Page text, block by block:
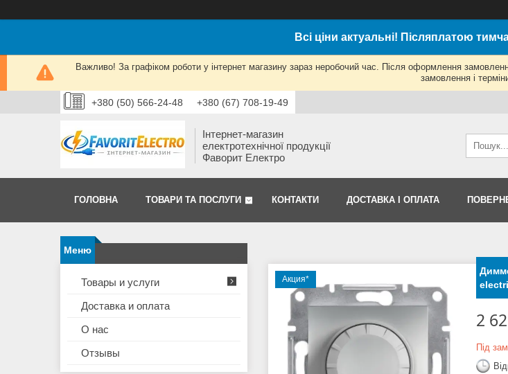
Всі ціни актуальні! Післяплатою
Важливо! За графіком роботи у інтернет магазину зараз неробочий час. Після оформлення
замовлення і
+380 (50) 566-24-48 +380 (67) 708-19-49
Інтернет-магазин
електротехнічної продукції
Фаворит Електро
ГОЛОВНА ТОВАРИ ТА ПОСЛУГИ КОНТАКТИ ДОСТАВКА І ОПЛАТА
Акция*
2
Під
Товары и услуги
Доставка и оплата
О нас
Отзывы